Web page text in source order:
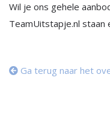
Wil je ons gehele
TeamUitstapje.nl
Ga terug naar het